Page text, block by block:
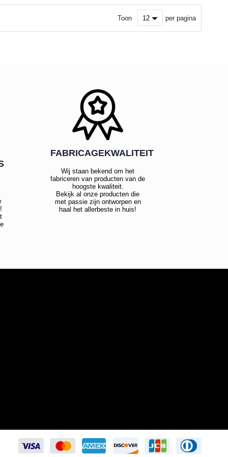
Toon per pagina
FABRICAGEKWALITEIT
Wij staan bekend om het
fabriceren van producten van de
hoogste kwaliteit.
Bekijk al onze producten die
met passie zijn ontworpen en
haal het allerbeste in huis!